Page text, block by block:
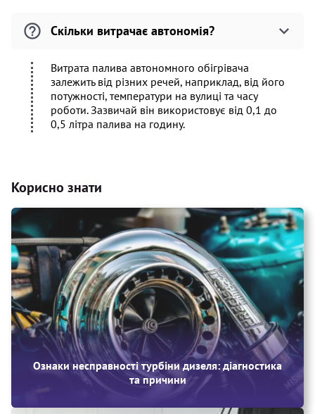
Скільки витрачає автономія?
Витрата палива автономного обігрівача
залежить від різних речей, наприклад, від його
потужності, температури на вулиці та часу
роботи. Зазвичай він використовує від 0,1 до
0,5 літра палива на годину.
Корисно знати
Ознаки несправності турбіни дизеля: діагностика
та причини